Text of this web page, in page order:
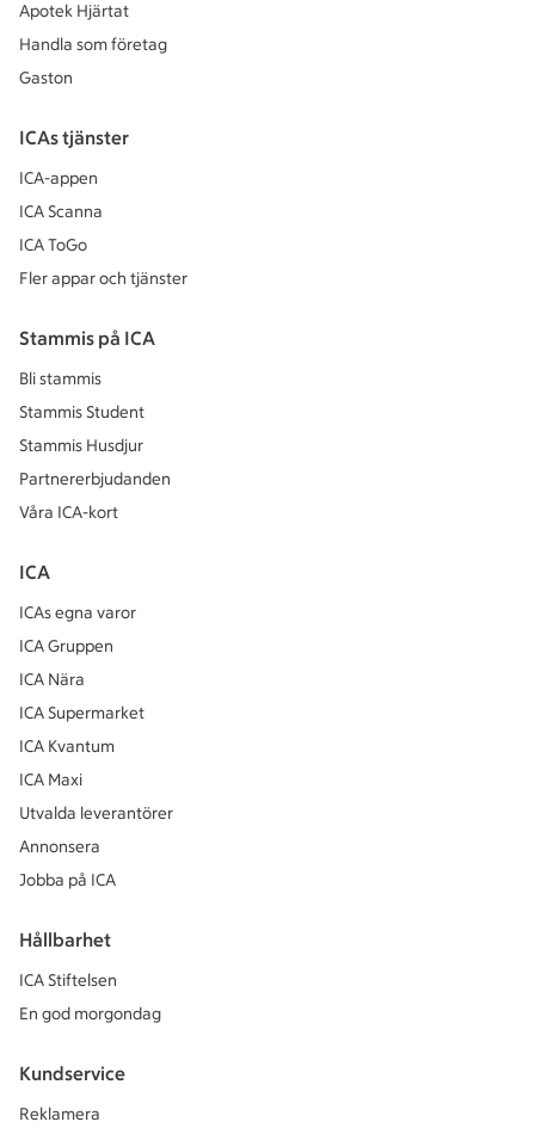
Apotek Hjärtat
Handla som företag
Gaston
ICAs tjänster
ICA-appen
ICA Scanna
ICA ToGo
Fler appar och tjänster
Stammis på ICA
Bli stammis
Stammis Student
Stammis Husdjur
Partnererbjudanden
Våra ICA-kort
ICA
ICAs egna varor
ICA Gruppen
ICA Nära
ICA Supermarket
ICA Kvantum
ICA Maxi
Utvalda leverantörer
Annonsera
Jobba på ICA
Hållbarhet
ICA Stiftelsen
En god morgondag
Kundservice
Reklamera